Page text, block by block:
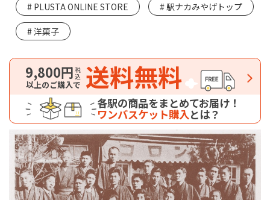
PLUSTA ONLINE STORE 駅ナカみやげトップ
洋菓子
9,800円税込
以上のご購入で 送料無料
各駅の商品をまとめてお届け！
ワンバスケット購入とは？